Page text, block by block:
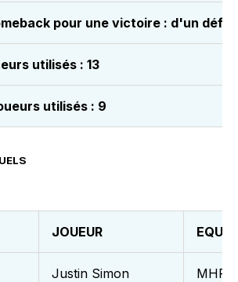
pour une victoire : d'un
utilisés : 13
utilisés : 9
JOUEUR
Justin Simon MHP